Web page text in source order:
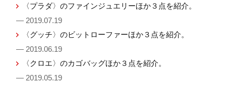
〈プラダ〉のファインジュエリーほか３点を紹介。
— 2019.07.19
〈グッチ〉のビットローファーほか３点を紹介。
— 2019.06.19
〈クロエ〉のカゴバッグほか３点を紹介。
— 2019.05.19